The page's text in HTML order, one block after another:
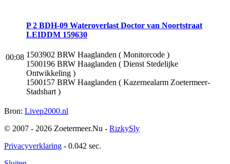
00:08
P 2 BDH-09 Wateroverlast Doctor van Noortstraat
LEIDDM 159630
1503902 BRW Haaglanden ( Monitorcode )
1500196 BRW Haaglanden ( Dienst Stedelijke
Ontwikkeling )
1500157 BRW Haaglanden ( Kazernealarm Zoetermeer-
Stadshart )
Bron: Livep2000.nl
© 2007 - 2026 Zoetermeer.Nu - RizkySly
Privacyverklaring - 0.042 sec.